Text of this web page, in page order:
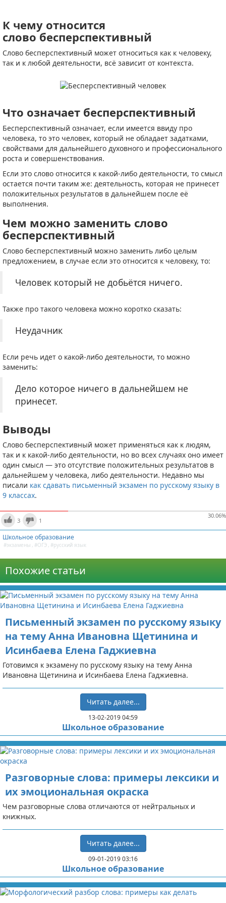
К чему относится
слово бесперспективный
Слово бесперспективный может относиться как к человеку,
так и к любой деятельности, всё зависит от контекста.
Что означает бесперспективный
Бесперспективный означает, если имеется ввиду про
человека, то это человек, который не обладает задатками,
свойствами для дальнейшего духовного и профессионального
роста и совершенствования.
Если это слово относится к какой-либо деятельности, то смысл
остается почти таким же: деятельность, которая не принесет
положительных результатов в дальнейшем после её
выполнения.
Чем можно заменить слово
бесперспективный
Слово бесперспективный можно заменить либо целым
предложением, в случае если это относится к человеку, то:
Человек который не добьётся ничего.
Также про такого человека можно коротко сказать:
Неудачник
Если речь идет о какой-либо деятельности, то можно
заменить:
Дело которое ничего в дальнейшем не
принесет.
Выводы
Слово бесперспективный может применяться как к людям,
так и к какой-либо деятельности, но во всех случаях оно имеет
один смысл — это отсутствие положительных результатов в
дальнейшем у человека, либо деятельности. Недавно мы
писали как сдавать письменный экзамен по русскому языку в
9 классах.
30.06%
3 1
Школьное образование
#экзамены , #ОГЭ , #русский язык
Похожие статьи
Письменный экзамен по русскому языку
на тему Анна Ивановна Щетинина и
Исинбаева Елена Гаджиевна
Готовимся к экзамену по русскому языку на тему Анна
Ивановна Щетинина и Исинбаева Елена Гаджиевна.
Читать далее...
13-02-2019 04:59
Школьное образование
Разговорные слова: примеры лексики и
их эмоциональная окраска
Чем разговорные слова отличаются от нейтральных и
книжных.
Читать далее...
09-01-2019 03:16
Школьное образование